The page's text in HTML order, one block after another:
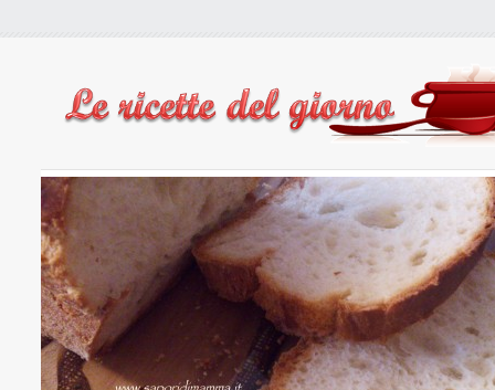
Panbrioche al Miele senza
uova
Valutazione media: (0 / 5)
Oggi è domenica, quindi finita la fatica del lavoro settimanale
e delle faccende di casa, mi dedico alla mia grande passione.
Volevo preparare un panbrioche salutare per la ...